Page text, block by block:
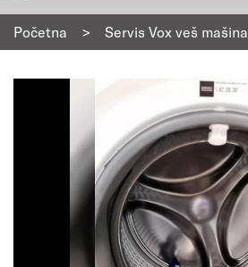
Početna > Servis Vox veš mašina